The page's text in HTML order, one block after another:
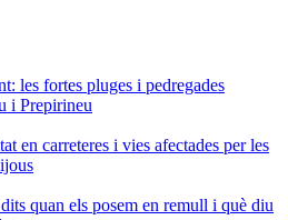
les fortes pluges i pedregades
i Prepirineu
en carreteres i vies afectades per les
quan els posem en remull i què diu